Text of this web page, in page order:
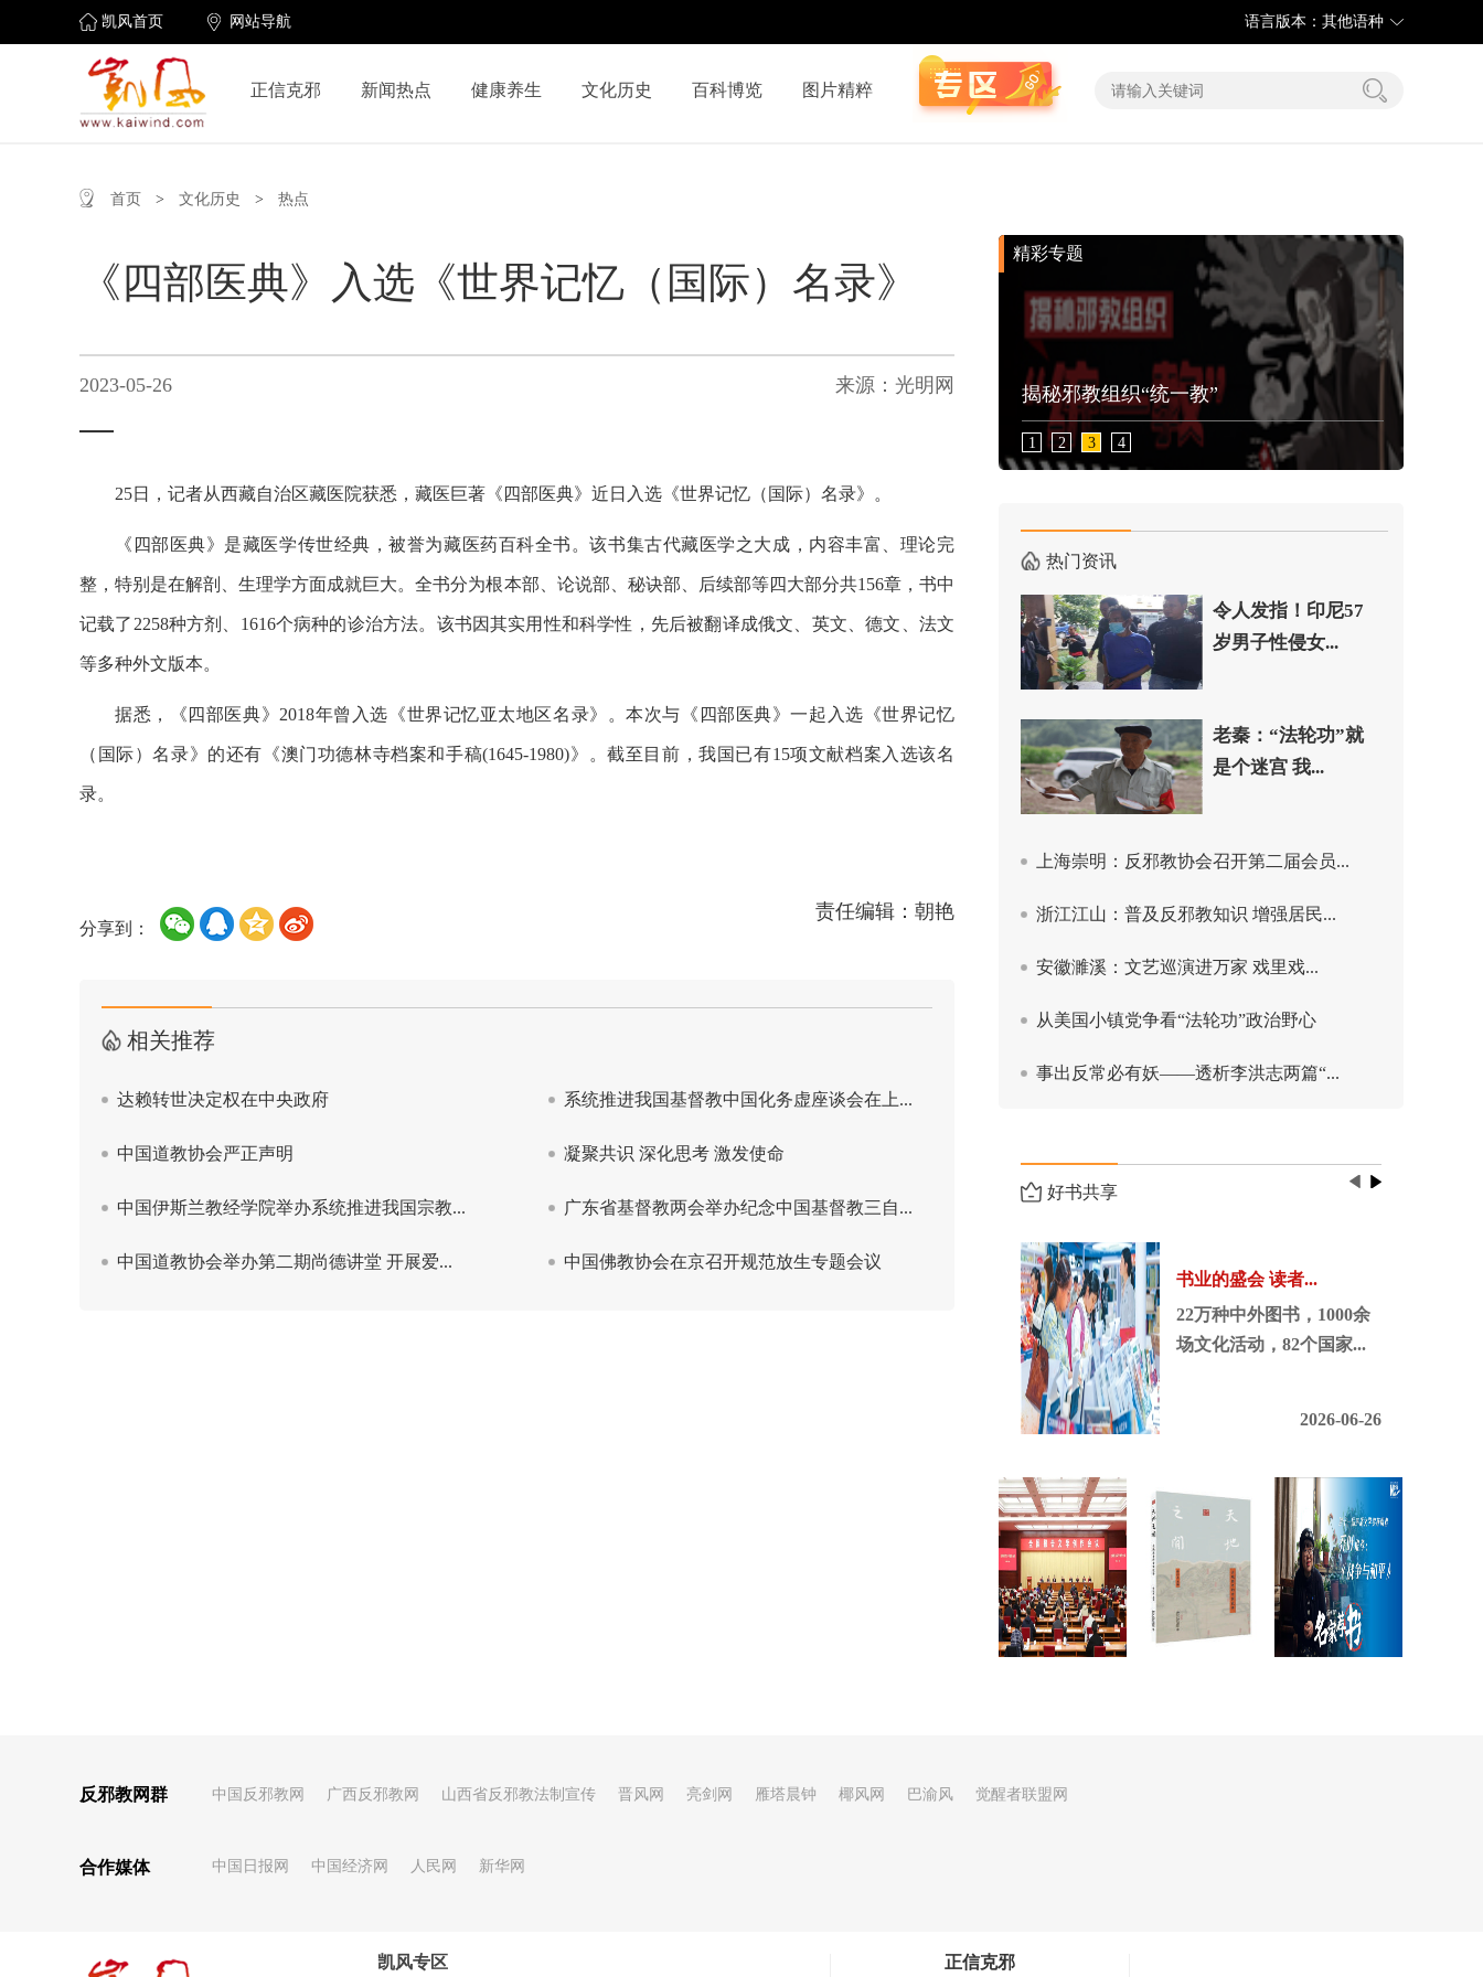
凯风首页 网站导航 语言版本：其他语种
正信克邪 新闻热点 健康养生 文化历史 百科博览 图片精粹
首页 > 文化历史 > 热点
《四部医典》入选《世界记忆（国际）名录》
2023-05-26 来源：光明网
25日，记者从西藏自治区藏医院获悉，藏医巨著《四部医典》近日入选《世界记忆（国际）名录》。
《四部医典》是藏医学传世经典，被誉为藏医药百科全书。该书集古代藏医学之大成，内容丰富、理论完
整，特别是在解剖、生理学方面成就巨大。全书分为根本部、论说部、秘诀部、后续部等四大部分共156章，书中
记载了2258种方剂、1616个病种的诊治方法。该书因其实用性和科学性，先后被翻译成俄文、英文、德文、法文
等多种外文版本。
据悉，《四部医典》2018年曾入选《世界记忆亚太地区名录》。本次与《四部医典》一起入选《世界记忆
（国际）名录》的还有《澳门功德林寺档案和手稿(1645-1980)》。截至目前，我国已有15项文献档案入选该名
录。
分享到：
责任编辑：朝艳
反邪教网群
合作媒体
中国反邪教网 广西反邪教网 山西省反邪教法制宣传 晋风网 亮剑网 雁塔晨钟 椰风网 巴渝风 觉醒者联盟网
中国日报网 中国经济网 人民网 新华网
凯风专区 正信克邪